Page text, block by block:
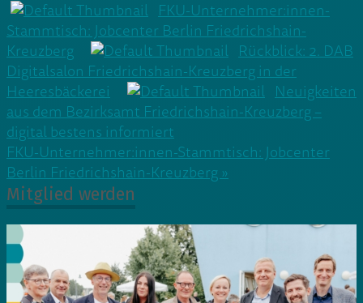
FKU-Unternehmer:innen-
Stammtisch: Jobcenter Berlin Friedrichshain-
Kreuzberg
Rückblick: 2. DAB
Digitalsalon Friedrichshain-Kreuzberg in der
Heeresbäckerei
Neuigkeiten
aus dem Bezirksamt Friedrichshain-Kreuzberg –
digital bestens informiert
Beitragsnavigation
FKU-Unternehmer:innen-Stammtisch: Jobcenter
Berlin Friedrichshain-Kreuzberg »
Mitglied werden